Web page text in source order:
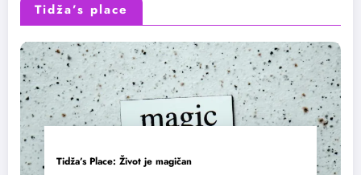
Tidža’s place
Tidža’s Place: Život je magičan